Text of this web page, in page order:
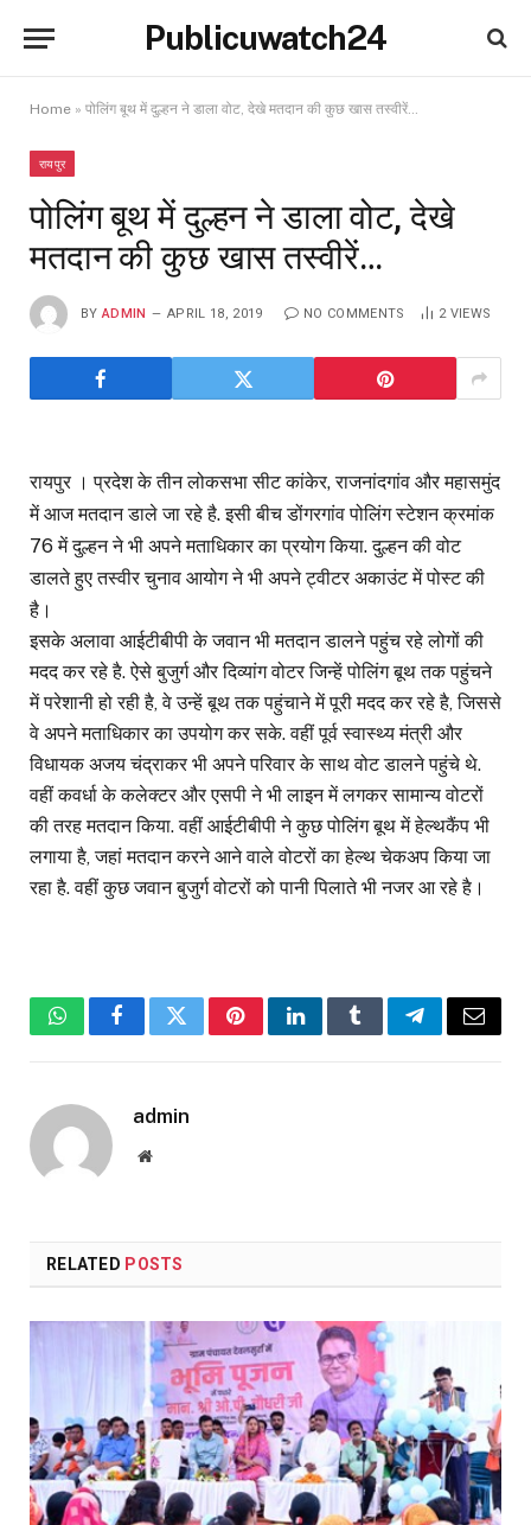
Publicuwatch24
Home » पोलिंग बूथ में दुल्हन ने डाला वोट, देखे मतदान की कुछ खास तस्वीरें…
रायपुर
पोलिंग बूथ में दुल्हन ने डाला वोट, देखे
मतदान की कुछ खास तस्वीरें…
BY ADMIN APRIL 18, 2019 NO COMMENTS 2 VIEWS
रायपुर । प्रदेश के तीन लोकसभा सीट कांकेर, राजनांदगांव और महासमुंद
में आज मतदान डाले जा रहे है. इसी बीच डोंगरगांव पोलिंग स्टेशन क्रमांक
76 में दुल्हन ने भी अपने मताधिकार का प्रयोग किया. दुल्हन की वोट
डालते हुए तस्वीर चुनाव आयोग ने भी अपने ट्वीटर अकाउंट में पोस्ट की
है।
इसके अलावा आईटीबीपी के जवान भी मतदान डालने पहुंच रहे लोगों की
मदद कर रहे है. ऐसे बुजुर्ग और दिव्यांग वोटर जिन्हें पोलिंग बूथ तक पहुंचने
में परेशानी हो रही है, वे उन्हें बूथ तक पहुंचाने में पूरी मदद कर रहे है, जिससे
वे अपने मताधिकार का उपयोग कर सके. वहीं पूर्व स्वास्थ्य मंत्री और
विधायक अजय चंद्राकर भी अपने परिवार के साथ वोट डालने पहुंचे थे.
वहीं कवर्धा के कलेक्टर और एसपी ने भी लाइन में लगकर सामान्य वोटरों
की तरह मतदान किया. वहीं आईटीबीपी ने कुछ पोलिंग बूथ में हेल्थकैंप भी
लगाया है, जहां मतदान करने आने वाले वोटरों का हेल्थ चेकअप किया जा
रहा है. वहीं कुछ जवान बुजुर्ग वोटरों को पानी पिलाते भी नजर आ रहे है।
WhatsAppFacebookTwitterPinterestLinkedInTumblrTelegramEmail
admin
Website
RELATED POSTS